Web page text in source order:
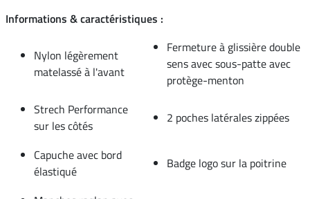
Informations & caractéristiques :
Nylon légèrement
matelassé à l'avant
Fermeture à glissière double
sens avec sous-patte avec
protège-menton
Strech Performance
sur les côtés
2 poches latérales zippées
Capuche avec bord
élastiqué
Badge logo sur la poitrine